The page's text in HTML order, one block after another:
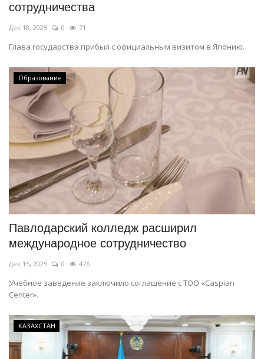
сотрудничества
Дек 18, 2025 0 71
Глава государства прибыл с официальным визитом в Японию.
Образование
Павлодарский колледж расширил
международное сотрудничество
Дек 15, 2025 0 476
Учебное заведение заключило соглашение с ТОО «Caspian
Center».
КАЗАХСТАН